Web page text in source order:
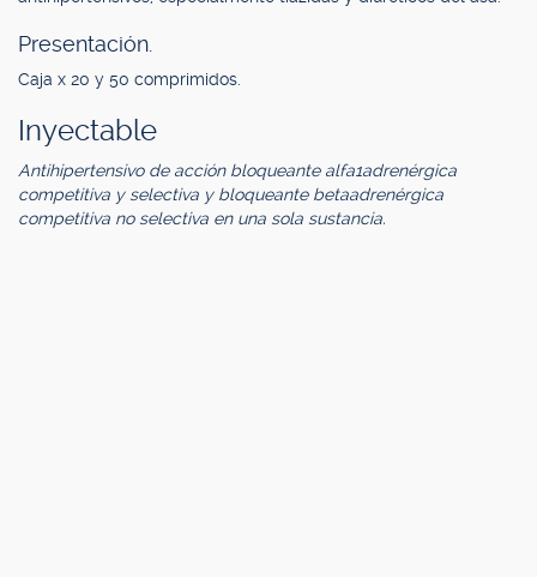
Presentación.
Caja x 20 y 50 comprimidos.
Inyectable
Antihipertensivo de acción bloqueante alfa1adrenérgica
competitiva y selectiva y bloqueante betaadrenérgica
competitiva no selectiva en una sola sustancia.